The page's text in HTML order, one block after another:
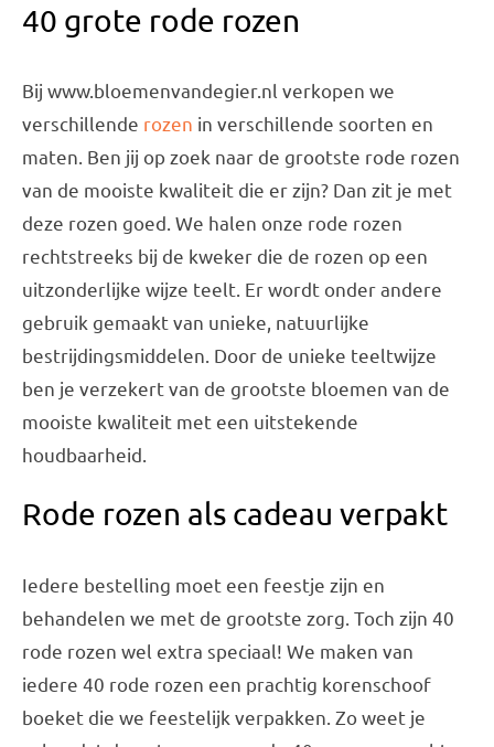
40 grote rode rozen
Bij www.bloemenvandegier.nl verkopen we
verschillende rozen in verschillende soorten en
maten. Ben jij op zoek naar de grootste rode rozen
van de mooiste kwaliteit die er zijn? Dan zit je met
deze rozen goed. We halen onze rode rozen
rechtstreeks bij de kweker die de rozen op een
uitzonderlijke wijze teelt. Er wordt onder andere
gebruik gemaakt van unieke, natuurlijke
bestrijdingsmiddelen. Door de unieke teeltwijze
ben je verzekert van de grootste bloemen van de
mooiste kwaliteit met een uitstekende
houdbaarheid.
Rode rozen als cadeau verpakt
Iedere bestelling moet een feestje zijn en
behandelen we met de grootste zorg. Toch zijn 40
rode rozen wel extra speciaal! We maken van
iedere 40 rode rozen een prachtig korenschoof
boeket die we feestelijk verpakken. Zo weet je